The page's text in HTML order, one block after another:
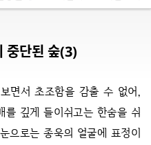
중단된 숲(3)
면서 초조함을 감출 수 없어,
를 깊게 들이쉬고는 한숨을 쉬
으로는 종욱의 얼굴에 표정이